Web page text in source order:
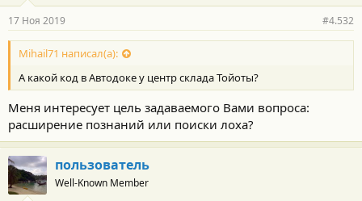
17 Ноя 2019 #4.532
Mihail71 написал(а):
А какой код в Автодоке у центр склада Тойоты?
Меня интересует цель задаваемого Вами вопроса:
расширение познаний или поиски лоха?
пользователь
Well-Known Member